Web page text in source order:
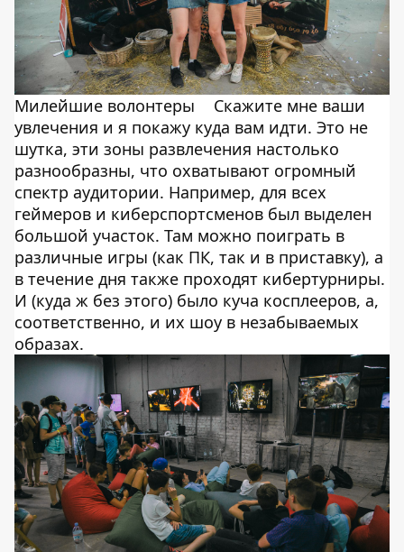
Милейшие волонтеры
Скажите мне ваши
увлечения и я покажу куда вам идти. Это не
шутка, эти зоны развлечения настолько
разнообразны, что охватывают огромный
спектр аудитории. Например, для всех
геймеров и киберспортсменов был выделен
большой участок. Там можно поиграть в
различные игры (как ПК, так и в приставку), а
в течение дня также проходят кибертурниры.
И (куда ж без этого) было куча косплееров, а,
соответственно, и их шоу в незабываемых
образах.